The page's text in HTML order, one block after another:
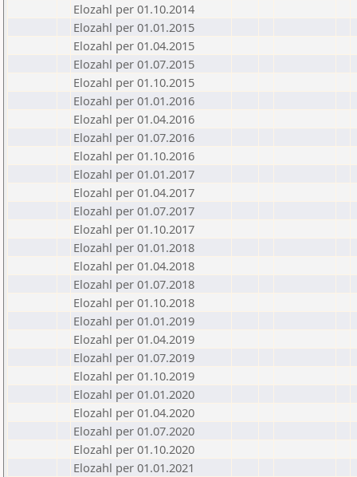
Elozahl per 01.10.2014
Elozahl per 01.01.2015
Elozahl per 01.04.2015
Elozahl per 01.07.2015
Elozahl per 01.10.2015
Elozahl per 01.01.2016
Elozahl per 01.04.2016
Elozahl per 01.07.2016
Elozahl per 01.10.2016
Elozahl per 01.01.2017
Elozahl per 01.04.2017
Elozahl per 01.07.2017
Elozahl per 01.10.2017
Elozahl per 01.01.2018
Elozahl per 01.04.2018
Elozahl per 01.07.2018
Elozahl per 01.10.2018
Elozahl per 01.01.2019
Elozahl per 01.04.2019
Elozahl per 01.07.2019
Elozahl per 01.10.2019
Elozahl per 01.01.2020
Elozahl per 01.04.2020
Elozahl per 01.07.2020
Elozahl per 01.10.2020
Elozahl per 01.01.2021